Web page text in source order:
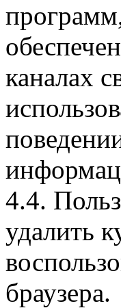
каналах
4.4.
удалить
браузера.